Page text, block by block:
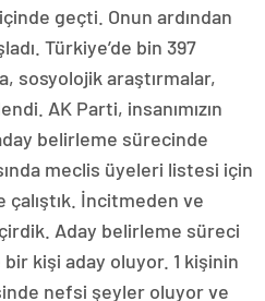
geçti. Onun ardından
Türkiye’de bin 397
sosyolojik araştırmalar,
AK Parti, insanımızın
belirleme sürecinde
meclis üyeleri listesi için
çalıştık. İncitmeden ve
Aday belirleme süreci
kişi aday oluyor. 1 kişinin
nefsi şeyler oluyor ve